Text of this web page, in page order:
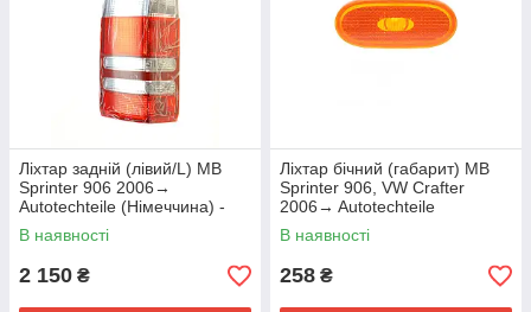
Ліхтар задній (лівий/L) MB
Sprinter 906 2006→
Autotechteile (Німеччина) -
100 8222
В наявності
2 150 ₴
Ліхтар бічний (габарит) MB
Sprinter 906, VW Crafter
2006→ Autotechteile
(Німеччина) — 100 8248
В наявності
258 ₴